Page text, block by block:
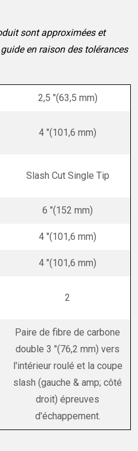
sont approximées et
en raison des tolérances
2,5 "(63,5 mm)
4 "(101,6 mm)
Slash Cut Single Tip
6 "(152 mm)
4 "(101,6 mm)
4 "(101,6 mm)
2
Paire de fibre de carbone
double 3 "(76,2 mm) vers
l'intérieur roulé et la coupe
slash (gauche & amp; côté
droit) épreuves
d'échappement.